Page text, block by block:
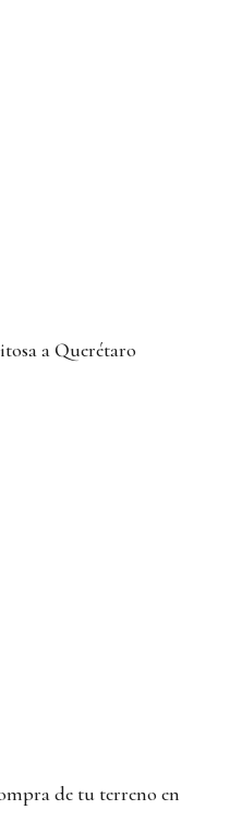
a Querétaro
de tu terreno en